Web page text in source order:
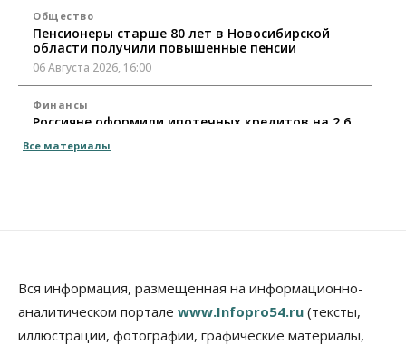
Общество
Пенсионеры старше 80 лет в Новосибирской
области получили повышенные пенсии
06 Августа 2026, 16:00
Финансы
Россияне оформили ипотечных кредитов на 2,6
06 Августа 2026, 15:53
Бизнес
Правительство России продлило разрешение на
выпуск бензина «Евро-3»
06 Августа 2026, 14:00
Все материалы
Вся информация, размещенная на информационно-
аналитическом портале www.Infopro54.ru (тексты,
иллюстрации, фотографии, графические материалы,